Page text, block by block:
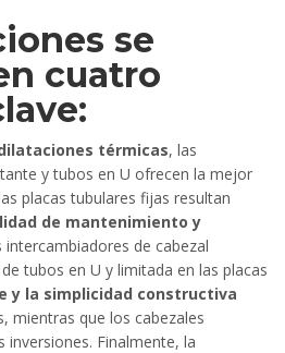
se
cuatro
térmicas, las
y tubos en U ofrecen la mejor
placas tubulares fijas resultan
de mantenimiento y
de cabezal
tubos en U y limitada en las placas
y la simplicidad constructiva
mientras que los cabezales
Finalmente, la